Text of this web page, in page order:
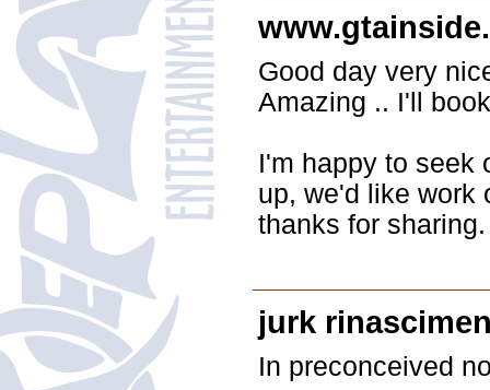
Good day very
Amazing .. I'll
I'm happy to seek
up, we'd like work
thanks for
jurk
In preconceived